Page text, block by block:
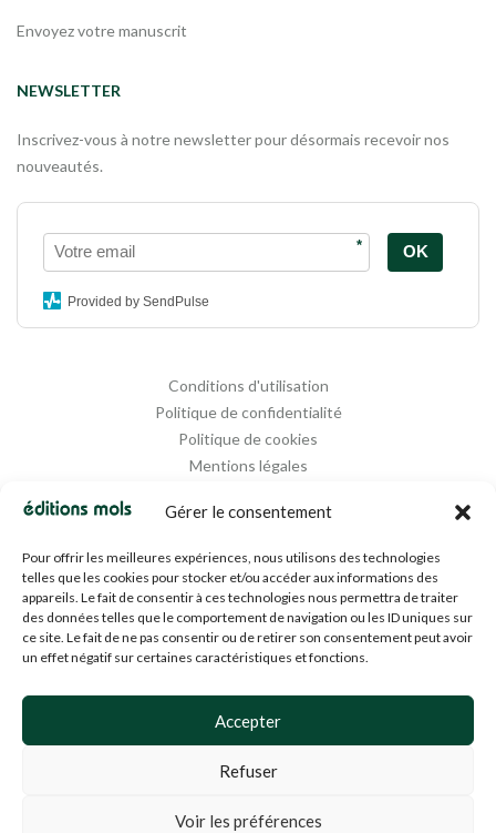
Gérer le consentement
Pour offrir les meilleures expériences, nous utilisons des technologies
telles que les cookies pour stocker et/ou accéder aux informations des
appareils. Le fait de consentir à ces technologies nous permettra de traiter
des données telles que le comportement de navigation ou les ID uniques sur
ce site. Le fait de ne pas consentir ou de retirer son consentement peut avoir
un effet négatif sur certaines caractéristiques et fonctions.
Accepter
Refuser
Voir les préférences
Envoyez votre manuscrit
NEWSLETTER
Inscrivez-vous à notre newsletter pour désormais recevoir nos
nouveautés.
* OK
Provided by SendPulse
Conditions d'utilisation
Politique de confidentialité
Politique de cookies
Mentions légales
Agence Media 112